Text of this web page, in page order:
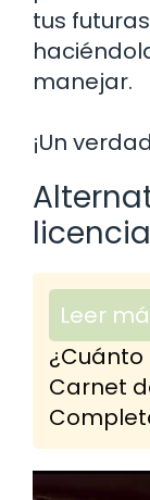
tus
manejar.
¡Un
licencia
Leer
¿Cuánto
Carnet